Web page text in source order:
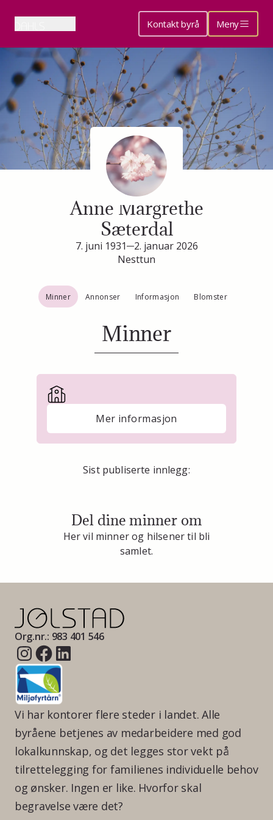
Kontakt byrå Meny
Minneside for
Anne Margrethe
Sæterdal
7. juni 1931
2. januar 2026
Nesttun
Minner Annonser Informasjon Blomster
Minner
Mer informasjon
Sist publiserte innlegg:
Del dine minner om
Her vil minner og hilsener til bli
samlet.
Org.nr.: 983 401 546
Vi har kontorer flere steder i landet. Alle
byråene betjenes av medarbeidere med god
lokalkunnskap, og det legges stor vekt på
tilrettelegging for familienes individuelle behov
og ønsker. Ingen er like. Hvorfor skal
begravelse være det?